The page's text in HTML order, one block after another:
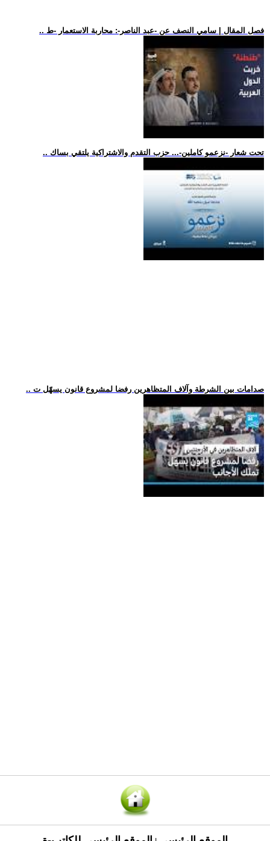
.. فصل المقال | سامي النصف عن -عبد الناصر-: محاربة الاستعمار -ط
.. تحت شعار -نزعمو كاملين-... حزب التقدم والاشتراكية يلتقي بساك
.. صدامات بين الشرطة وآلاف المتظاهرين رفضا لمشروع قانون يسهّل ت